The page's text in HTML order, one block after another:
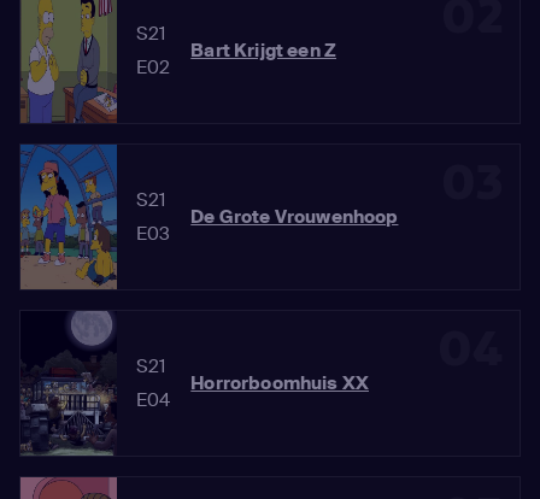
S21
E02
Bart Krijgt een Z
S21
E03
De Grote Vrouwenhoop
S21
E04
Horrorboomhuis XX